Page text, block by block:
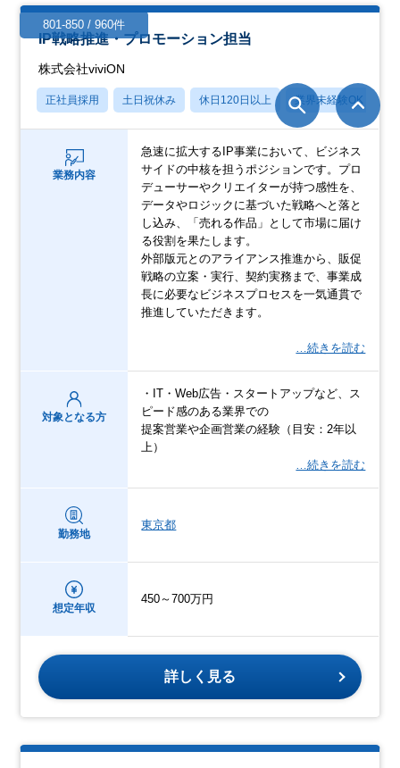
IP戦略推進・プロモーション担当
株式会社viviON
正社員採用 土日祝休み 休日120日以上 業界未経験OK
業務内容
急速に拡大するIP事業において、ビジネス
サイドの中核を担うポジションです。プロ
デューサーやクリエイターが持つ感性を、
データやロジックに基づいた戦略へと落と
し込み、「売れる作品」として市場に届け
る役割を果たします。
外部版元とのアライアンス推進から、販促
戦略の立案・実行、契約実務まで、事業成
長に必要なビジネスプロセスを一気通貫で
推進していただきます。
…続きを読む
対象となる方
・IT・Web広告・スタートアップなど、ス
ピード感のある業界での
提案営業や企画営業の経験（目安：2年以
上）
…続きを読む
勤務地
東京都
想定年収
450～700万円
詳しく見る
801-850 / 960件